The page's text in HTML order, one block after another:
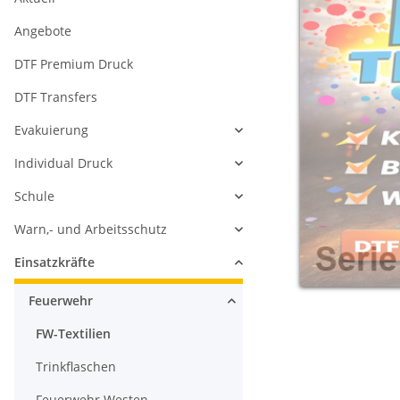
Angebote
DTF Premium Druck
DTF Transfers
Evakuierung
Individual Druck
Schule
Warn,- und Arbeitsschutz
Einsatzkräfte
Feuerwehr
FW-Textilien
Trinkflaschen